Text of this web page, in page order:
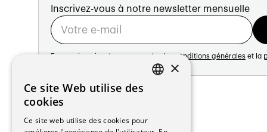
Inscrivez-vous à notre newsletter mensuelle
En vous inscrivant vous acceptez les conditions générales et la
Adresse:
Avenue de Longemalle 21
1020 Renens
Suisse
×
Ce site Web utilise des
cookies
Ce site web utilise des cookies pour